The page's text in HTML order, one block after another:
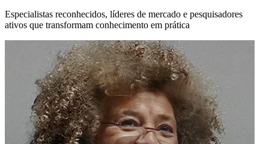
Especialistas reconhecidos, líderes de mercado e pesquisadores
ativos que transformam conhecimento em prática